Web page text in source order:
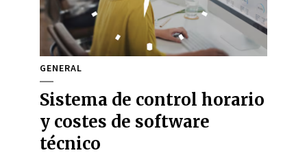
GENERAL
Sistema de control horario
y costes de software
técnico